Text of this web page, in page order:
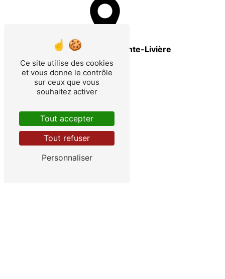
Eclaron-Braucourt-Sainte-Livière
Ancerville
Ce site utilise des cookies
et vous donne le contrôle
sur ceux que vous
souhaitez activer
Tout accepter
Tout refuser
Personnaliser